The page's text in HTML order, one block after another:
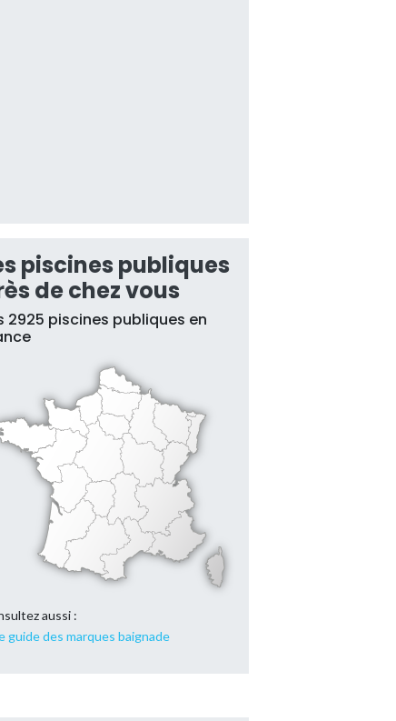
piscines publiques
de chez vous
2925 piscines publiques en
aussi :
guide des marques baignade